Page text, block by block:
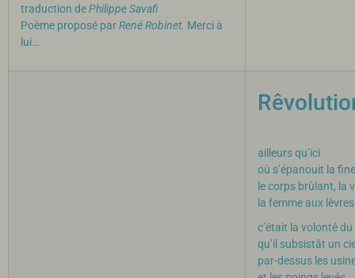
traduction dePhilippe Savafi
​Poème proposé parRené Robinet. Merci à
lui…
ailleurs qu’ici
où s’épanouit la
le corps brûlant, la
la femme aux
c’était la volonté du
qu’il subsistât un
par-dessus les